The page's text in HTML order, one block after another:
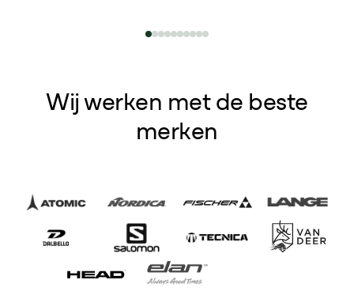
Wij werken met de beste
merken